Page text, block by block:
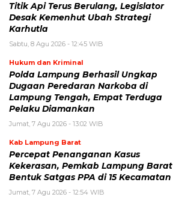
Titik Api Terus Berulang, Legislator
Desak Kemenhut Ubah Strategi
Karhutla
Sabtu, 8 Agu 2026 - 12:45 WIB
Hukum dan Kriminal
Polda Lampung Berhasil Ungkap
Dugaan Peredaran Narkoba di
Lampung Tengah, Empat Terduga
Pelaku Diamankan
Jumat, 7 Agu 2026 - 13:02 WIB
Kab Lampung Barat
Percepat Penanganan Kasus
Kekerasan, Pemkab Lampung Barat
Bentuk Satgas PPA di 15 Kecamatan
Jumat, 7 Agu 2026 - 12:54 WIB